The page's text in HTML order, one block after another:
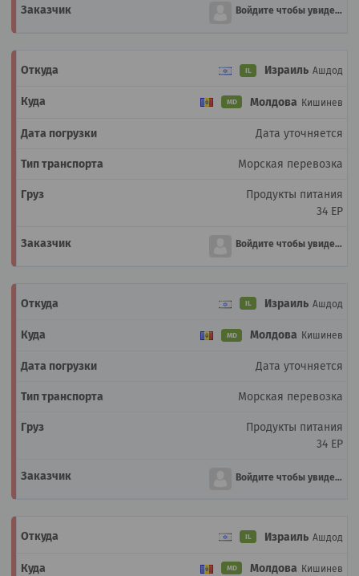
Войдите чтобы увидеть
IL Израиль Ашдод
MD Молдова Кишинев
Дата уточняется
Морская перевозка
Продукты питания
34 EP
Войдите чтобы увидеть
IL Израиль Ашдод
MD Молдова Кишинев
Дата уточняется
Морская перевозка
Продукты питания
34 EP
Войдите чтобы увидеть
IL Израиль Ашдод
MD Молдова Кишинев